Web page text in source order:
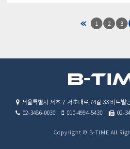
1 2 3
서울특별시 서초구 서초대로 74길 33 비트빌
02-3486-0030
010-4994-5430 02-
Copyright © B-TIME All